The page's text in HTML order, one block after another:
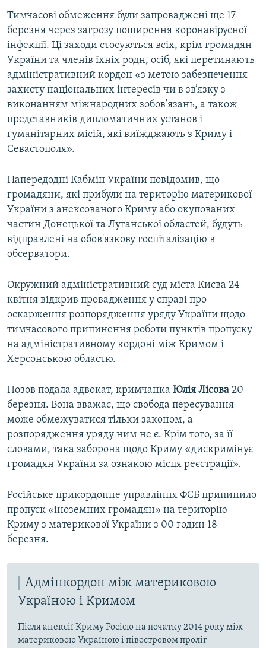
Тимчасові обмеження були запроваджені ще 17
березня через загрозу поширення коронавірусної
інфекції. Ці заходи стосуються всіх, крім громадян
України та членів їхніх родн, осіб, які перетинають
адміністративний кордон «з метою забезпечення
захисту національних інтересів чи в зв’язку з
виконанням міжнародних зобов'язань, а також
представників дипломатичних установ і
гуманітарних місій, які виїжджають з Криму і
Севастополя».
Напередодні Кабмін України повідомив, що
громадяни, які прибули на територію материкової
України з анексованого Криму або окупованих
частин Донецької та Луганської областей, будуть
відправлені на обов'язкову госпіталізацію в
обсерватори.
Окружний адміністративний суд міста Києва 24
квітня відкрив провадження у справі про
оскарження розпорядження уряду України щодо
тимчасового припинення роботи пунктів пропуску
на адміністративному кордоні між Кримом і
Херсонською областю.
Позов подала адвокат, кримчанка Юлія Лісова 20
березня. Вона вважає, що свобода пересування
може обмежуватися тільки законом, а
розпорядження уряду ним не є. Крім того, за її
словами, така заборона щодо Криму «дискримінує
громадян України за ознакою місця реєстрації».
Російське прикордонне управління ФСБ припинило
пропуск «іноземних громадян» на територію
Криму з материкової України з 00 годин 18
березня.
Адмінкордон між материковою
Україною і Кримом
Після анексії Криму Росією на початку 2014 року між
материковою Україною і півостровом проліг